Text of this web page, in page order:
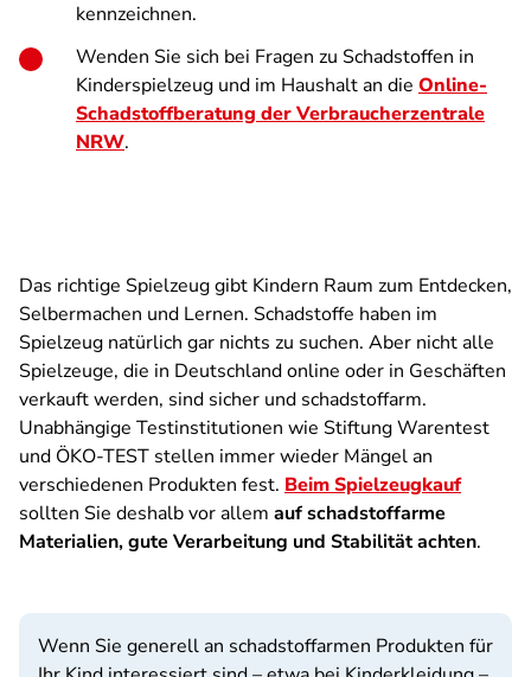
kennzeichnen.
Wenden Sie sich bei Fragen zu Schadstoffen in
Kinderspielzeug und im Haushalt an die Online-
Schadstoffberatung der Verbraucherzentrale
NRW.
Das richtige Spielzeug gibt Kindern Raum zum Entdecken,
Selbermachen und Lernen. Schadstoffe haben im
Spielzeug natürlich gar nichts zu suchen. Aber nicht alle
Spielzeuge, die in Deutschland online oder in Geschäften
verkauft werden, sind sicher und schadstoffarm.
Unabhängige Testinstitutionen wie Stiftung Warentest
und ÖKO-TEST stellen immer wieder Mängel an
verschiedenen Produkten fest. Beim Spielzeugkauf
sollten Sie deshalb vor allem auf schadstoffarme
Materialien, gute Verarbeitung und Stabilität achten.
Wenn Sie generell an schadstoffarmen Produkten für